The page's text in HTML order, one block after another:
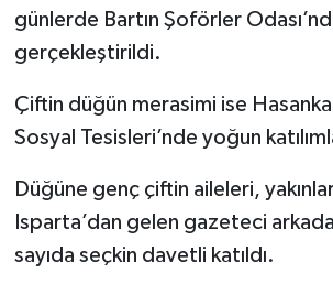
günlerde Bartın Şoförler
gerçekleştirildi.
Çiftin düğün merasimi ise
Sosyal Tesisleri’nde yoğun
Düğüne genç çiftin aileleri,
Isparta’dan gelen gazeteci
sayıda seçkin davetli katıldı.